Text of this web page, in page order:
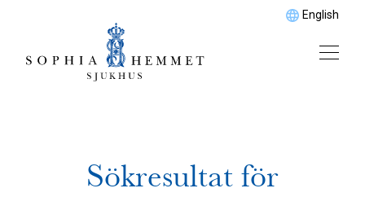
English
Sökresultat för